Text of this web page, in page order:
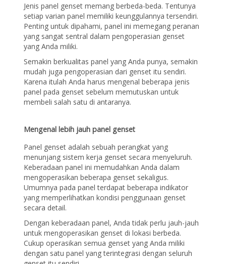
Jenis panel genset memang berbeda-beda. Tentunya
setiap varian panel memiliki keunggulannya tersendiri.
Penting untuk dipahami, panel ini memegang peranan
yang sangat sentral dalam pengoperasian genset
yang Anda miliki.
Semakin berkualitas panel yang Anda punya, semakin
mudah juga pengoperasian dari genset itu sendiri.
Karena itulah Anda harus mengenal beberapa jenis
panel pada genset sebelum memutuskan untuk
membeli salah satu di antaranya.
Mengenal lebih jauh panel genset
Panel genset adalah sebuah perangkat yang
menunjang sistem kerja genset secara menyeluruh.
Keberadaan panel ini memudahkan Anda dalam
mengoperasikan beberapa genset sekaligus.
Umumnya pada panel terdapat beberapa indikator
yang memperlihatkan kondisi penggunaan genset
secara detail.
Dengan keberadaan panel, Anda tidak perlu jauh-jauh
untuk mengoperasikan genset di lokasi berbeda.
Cukup operasikan semua genset yang Anda miliki
dengan satu panel yang terintegrasi dengan seluruh